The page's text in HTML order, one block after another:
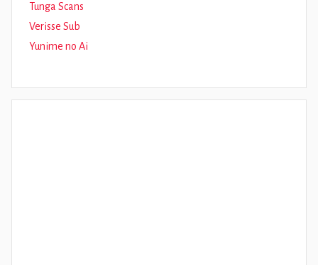
Tunga Scans
Verisse Sub
Yunime no Ai